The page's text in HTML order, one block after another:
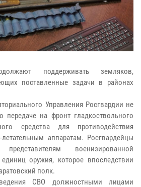
поддерживать земляков,
поставленные задачи в районах
Управления Росгвардии не
передаче на фронт гладкоствольного
средства для противодействия
аппаратам. Росгвардейцы
военизированной
оружия, которое впоследствии
полк.
СВО должностными лицами